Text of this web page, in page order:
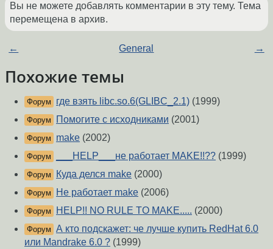
Вы не можете добавлять комментарии в эту тему. Тема
перемещена в архив.
← General →
Похожие темы
Форум где взять libc.so.6(GLIBC_2.1) (1999)
Форум Помогите с исходниками (2001)
Форум make (2002)
Форум ___HELP___не работает MAKE!!?? (1999)
Форум Куда делся make (2000)
Форум Не работает make (2006)
Форум HELP!! NO RULE TO MAKE..... (2000)
Форум А кто подскажет: че лучше купить RedHat 6.0
или Mandrake 6.0 ? (1999)